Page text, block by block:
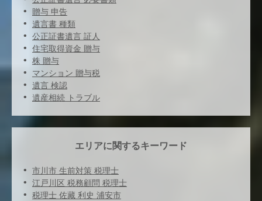
贈与 申告
遺言書 種類
公正証書遺言 証人
住宅取得資金 贈与
株 贈与
マンション 贈与税
遺言 検認
遺産相続 トラブル
エリアに関するキーワード
市川市 生前対策 税理士
江戸川区 税務顧問 税理士
税理士 佐藏 利史 浦安市